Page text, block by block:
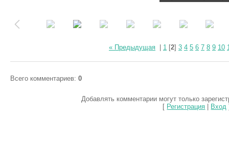
« Предыдущая 1 [2] 3 4 5 6 7 8 9 10
Всего комментариев: 0
Добавлять комментарии могут только
[ Регистрация Вход